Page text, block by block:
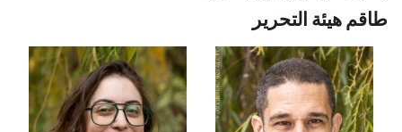
طاقم هيئة التحرير